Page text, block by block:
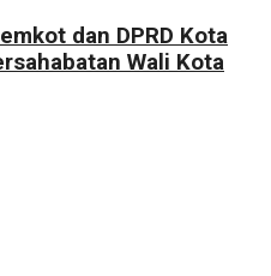
dan DPRD Kota
Wali Kota